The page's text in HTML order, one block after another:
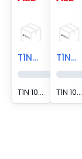
T1NQ070TL
T1N 100 UL/CSA TMF70-700 3P F FC 100%
T1NQ090TL
T1N 100 UL/CSA TMF90-900 3P F FC 100%